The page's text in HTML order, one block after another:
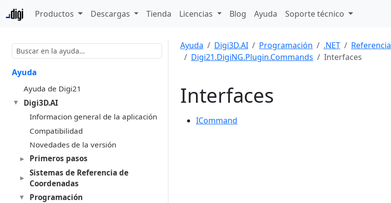
Productos Descargas Tienda Licencias Blog Ayuda Soporte técnico
Ayuda
Ayuda de Digi21
Digi3D.AI
Informacion general de la aplicación
Compatibilidad
Novedades de la versión
Primeros pasos
Sistemas de Referencia de
Coordenadas
Programación
Ayuda Digi3D.AI Programación .NET Referencia
Digi21.DigiNG.Plugin.Commands
Interfaces
Interfaces
ICommand